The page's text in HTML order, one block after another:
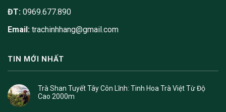
ĐT: 0969.677.890
Email: trachinhhang@gmail.com
TIN MỚI NHẤT
Trà Shan Tuyết Tây Côn Lĩnh: Tinh Hoa Trà Việt Từ Độ
Cao 2000m